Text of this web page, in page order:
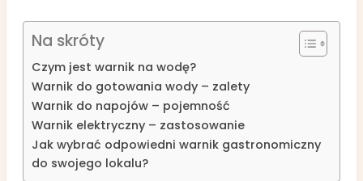
Na skróty
Czym jest warnik na wodę?
Warnik do gotowania wody – zalety
Warnik do napojów – pojemność
Warnik elektryczny – zastosowanie
Jak wybrać odpowiedni warnik gastronomiczny
do swojego lokalu?